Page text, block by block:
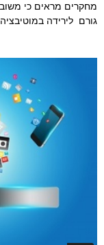
מחקרים מראים כי משוב
גורם לירידה במוטיבציה